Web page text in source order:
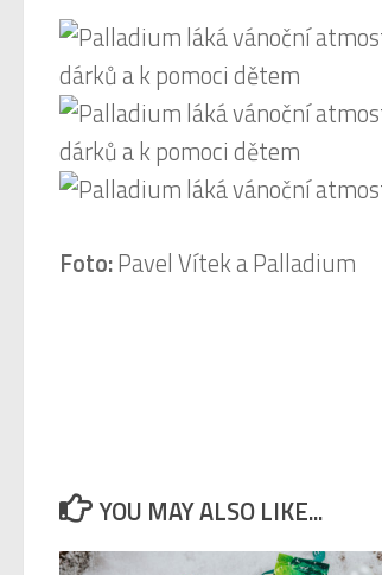
Foto:Pavel Vítek a Palladium
YOU MAY ALSO LIKE...